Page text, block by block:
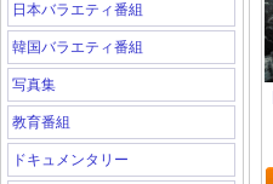
日本バラエティ番組
韓国バラエティ番組
写真集
教育番組
ドキュメンタリー